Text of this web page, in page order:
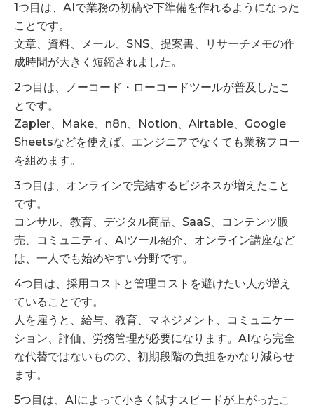
1つ目は、AIで業務の初稿や下準備を作れるようになった
ことです。
文章、資料、メール、SNS、提案書、リサーチメモの作
成時間が大きく短縮されました。
2つ目は、ノーコード・ローコードツールが普及したこ
とです。
Zapier、Make、n8n、Notion、Airtable、Google
Sheetsなどを使えば、エンジニアでなくても業務フロー
を組めます。
3つ目は、オンラインで完結するビジネスが増えたこと
です。
コンサル、教育、デジタル商品、SaaS、コンテンツ販
売、コミュニティ、AIツール紹介、オンライン講座など
は、一人でも始めやすい分野です。
4つ目は、採用コストと管理コストを避けたい人が増え
ていることです。
人を雇うと、給与、教育、マネジメント、コミュニケー
ション、評価、労務管理が必要になります。AIなら完全
な代替ではないものの、初期段階の負担をかなり減らせ
ます。
5つ目は、AIによって小さく試すスピードが上がったこ